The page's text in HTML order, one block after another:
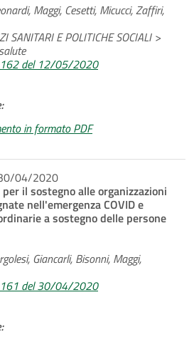
Maggi, Cesetti, Micucci, Zaffiri,
SANITARI E POLITICHE SOCIALI >
del 12/05/2020
in formato PDF
04/2020
il sostegno alle organizzazioni
nell'emergenza COVID e
a sostegno delle persone
Giancarli, Bisonni, Maggi,
del 30/04/2020